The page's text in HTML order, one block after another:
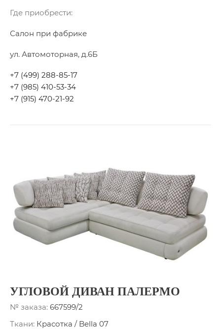
Где приобрести:
Салон при фабрике
ул. Автомоторная, д.6Б
+7 (499) 288-85-17
+7 (985) 410-53-34
+7 (915) 470-21-92
УГЛОВОЙ ДИВАН ПАЛЕРМО
№ заказа: 667599/2
Ткани: Красотка / Bella 07